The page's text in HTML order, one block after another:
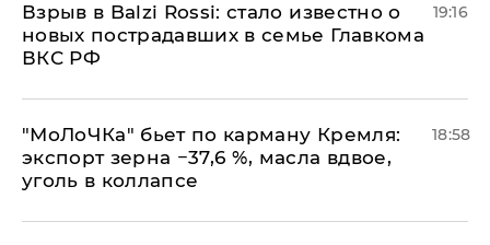
Взрыв в Balzi Rossi: стало известно о
новых пострадавших в семье Главкома
ВКС РФ
19:16
​"МоЛоЧКа" бьет по карману Кремля:
экспорт зерна −37,6 %, масла вдвое,
уголь в коллапсе
18:58